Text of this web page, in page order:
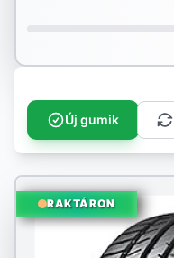
Imperial
Kenda
Kingstar
Kleber
Új gumik
RAKTÁRON